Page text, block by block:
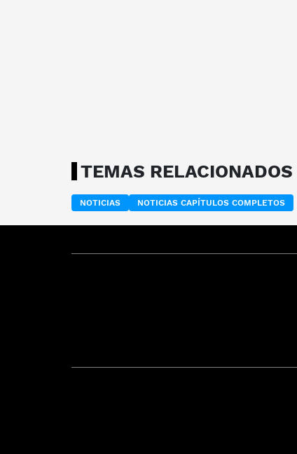
TEMAS RELACIONADOS
NOTICIAS NOTICIAS CAPÍTULOS COMPLETOS